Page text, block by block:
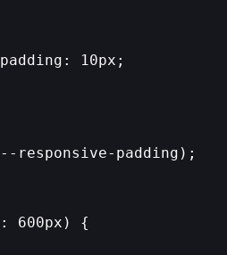
10px;
responsive-padding);
600px) {